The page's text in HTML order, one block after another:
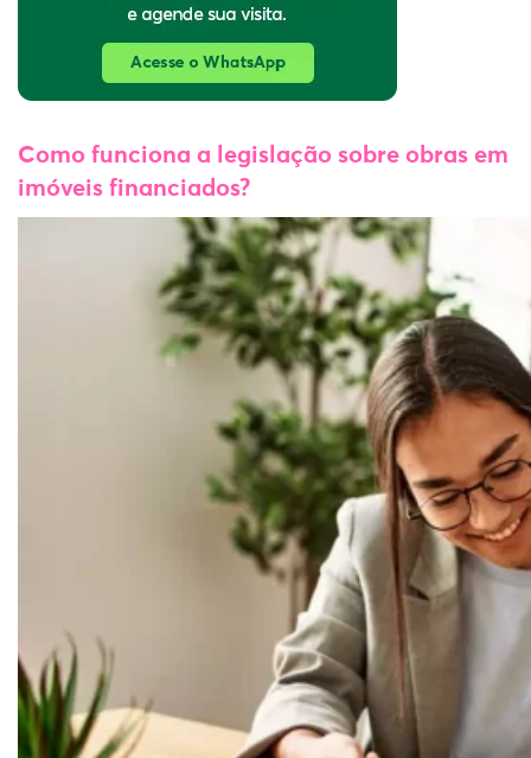
Como funciona a legislação sobre obras em
imóveis financiados?